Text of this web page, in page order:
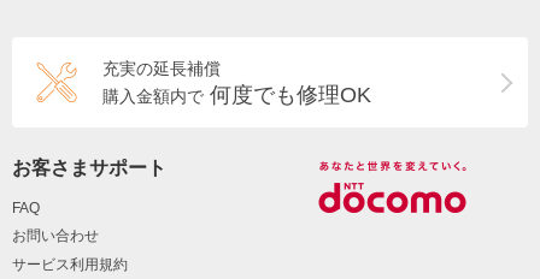
充実の延長補償
購入金額内で 何度でも修理OK
お客さまサポート
FAQ
お問い合わせ
サービス利用規約